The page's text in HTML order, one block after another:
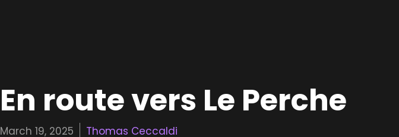
En route vers Le Perche
March 19, 2025 Thomas Ceccaldi